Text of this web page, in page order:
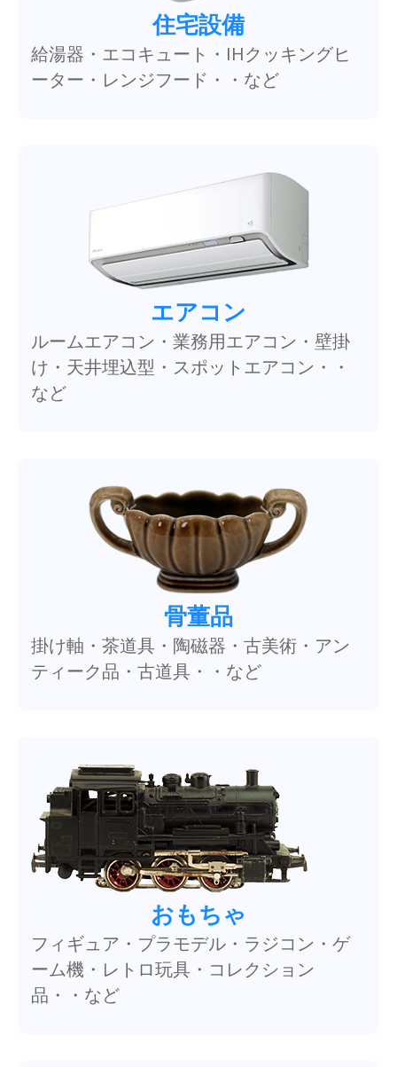
住宅設備
給湯器・エコキュート・IHクッキングヒ
ーター・レンジフード・・など
エアコン
ルームエアコン・業務用エアコン・壁掛
け・天井埋込型・スポットエアコン・・
など
骨董品
掛け軸・茶道具・陶磁器・古美術・アン
ティーク品・古道具・・など
おもちゃ
フィギュア・プラモデル・ラジコン・ゲ
ーム機・レトロ玩具・コレクション
品・・など